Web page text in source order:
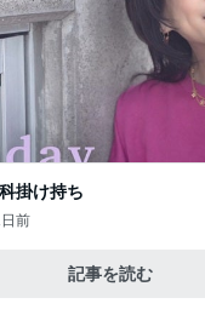
掛け持ち
前
記事を読む